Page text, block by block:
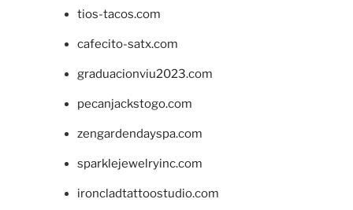
tios-tacos.com
cafecito-satx.com
graduacionviu2023.com
pecanjackstogo.com
zengardendayspa.com
sparklejewelryinc.com
ironcladtattoostudio.com